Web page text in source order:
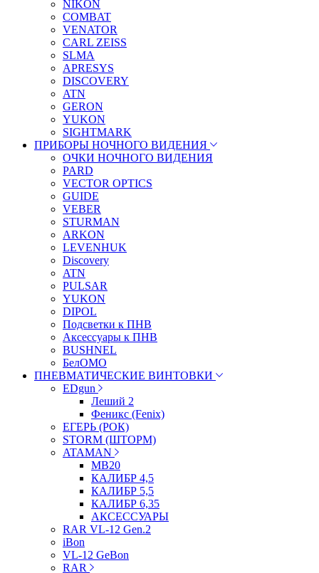
NIKON
COMBAT
VENATOR
CARL ZEISS
SLMA
APRESYS
DISCOVERY
ATN
GERON
YUKON
SIGHTMARK
ПРИБОРЫ НОЧНОГО ВИДЕНИЯ
ОЧКИ НОЧНОГО ВИДЕНИЯ
PARD
VECTOR OPTICS
GUIDE
VEBER
STURMAN
ARKON
LEVENHUK
Discovery
ATN
PULSAR
YUKON
DIPOL
Подсветки к ПНВ
Аксессуары к ПНВ
BUSHNEL
БелОМО
ПНЕВМАТИЧЕСКИЕ ВИНТОВКИ
EDgun
Леший 2
Феникс (Fenix)
ЕГЕРЬ (РОК)
STORM (ШТОРМ)
ATAMAN
МВ20
КАЛИБР 4,5
КАЛИБР 5,5
КАЛИБР 6,35
АКСЕССУАРЫ
RAR VL-12 Gen.2
iBon
VL-12 GeBon
RAR